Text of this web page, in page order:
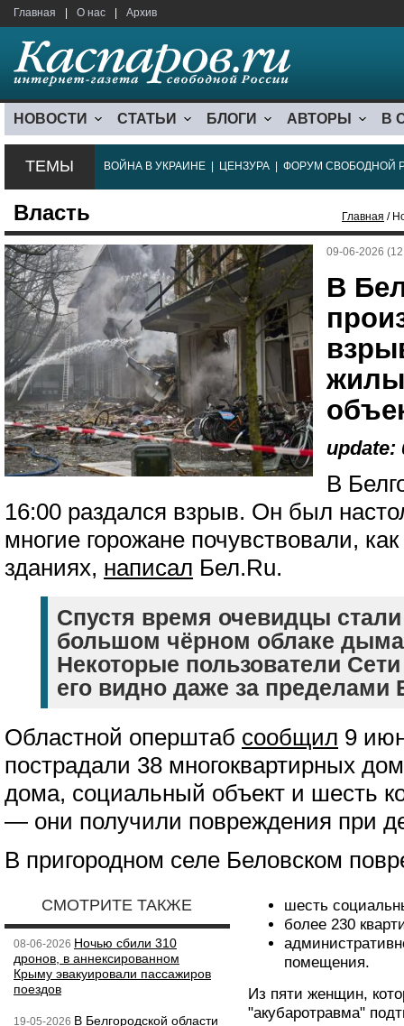
Главная О нас Архив
НОВОСТИ СТАТЬИ БЛОГИ АВТОРЫ В
ТЕМЫ ВОЙНА В УКРАИНЕ ЦЕНЗУРА ФОРУМ СВОБОДНОЙ
Власть Главная /
09-06-2026
В
update:
В
16:00 раздался взрыв. Он был
многие горожане почувствовали,
зданиях, написал Бел.Ru.
Спустя время очевидцы
большом чёрном облаке
Некоторые пользователи
его видно даже за пределами
Областной оперштаб сообщил 9
пострадали 38 многоквартирных
дома, социальный объект и шесть
— они получили повреждения при
В пригородном селе Беловском
СМОТРИТЕ ТАКЖЕ
08-06-2026 Ночью сбили 310
дронов, в аннексированном
Крыму эвакуировали пассажиров
поездов
19-05-2026 В Белгородской области
шесть
более 230
помещения.
Из пяти женщин,
"акубаротравма"